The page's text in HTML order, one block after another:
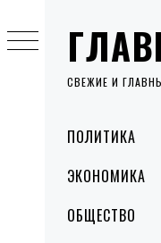
СВЕЖИЕ И
MenuПОЛИТИКА
ЭКОНОМИКА
ОБЩЕСТВО
to
content